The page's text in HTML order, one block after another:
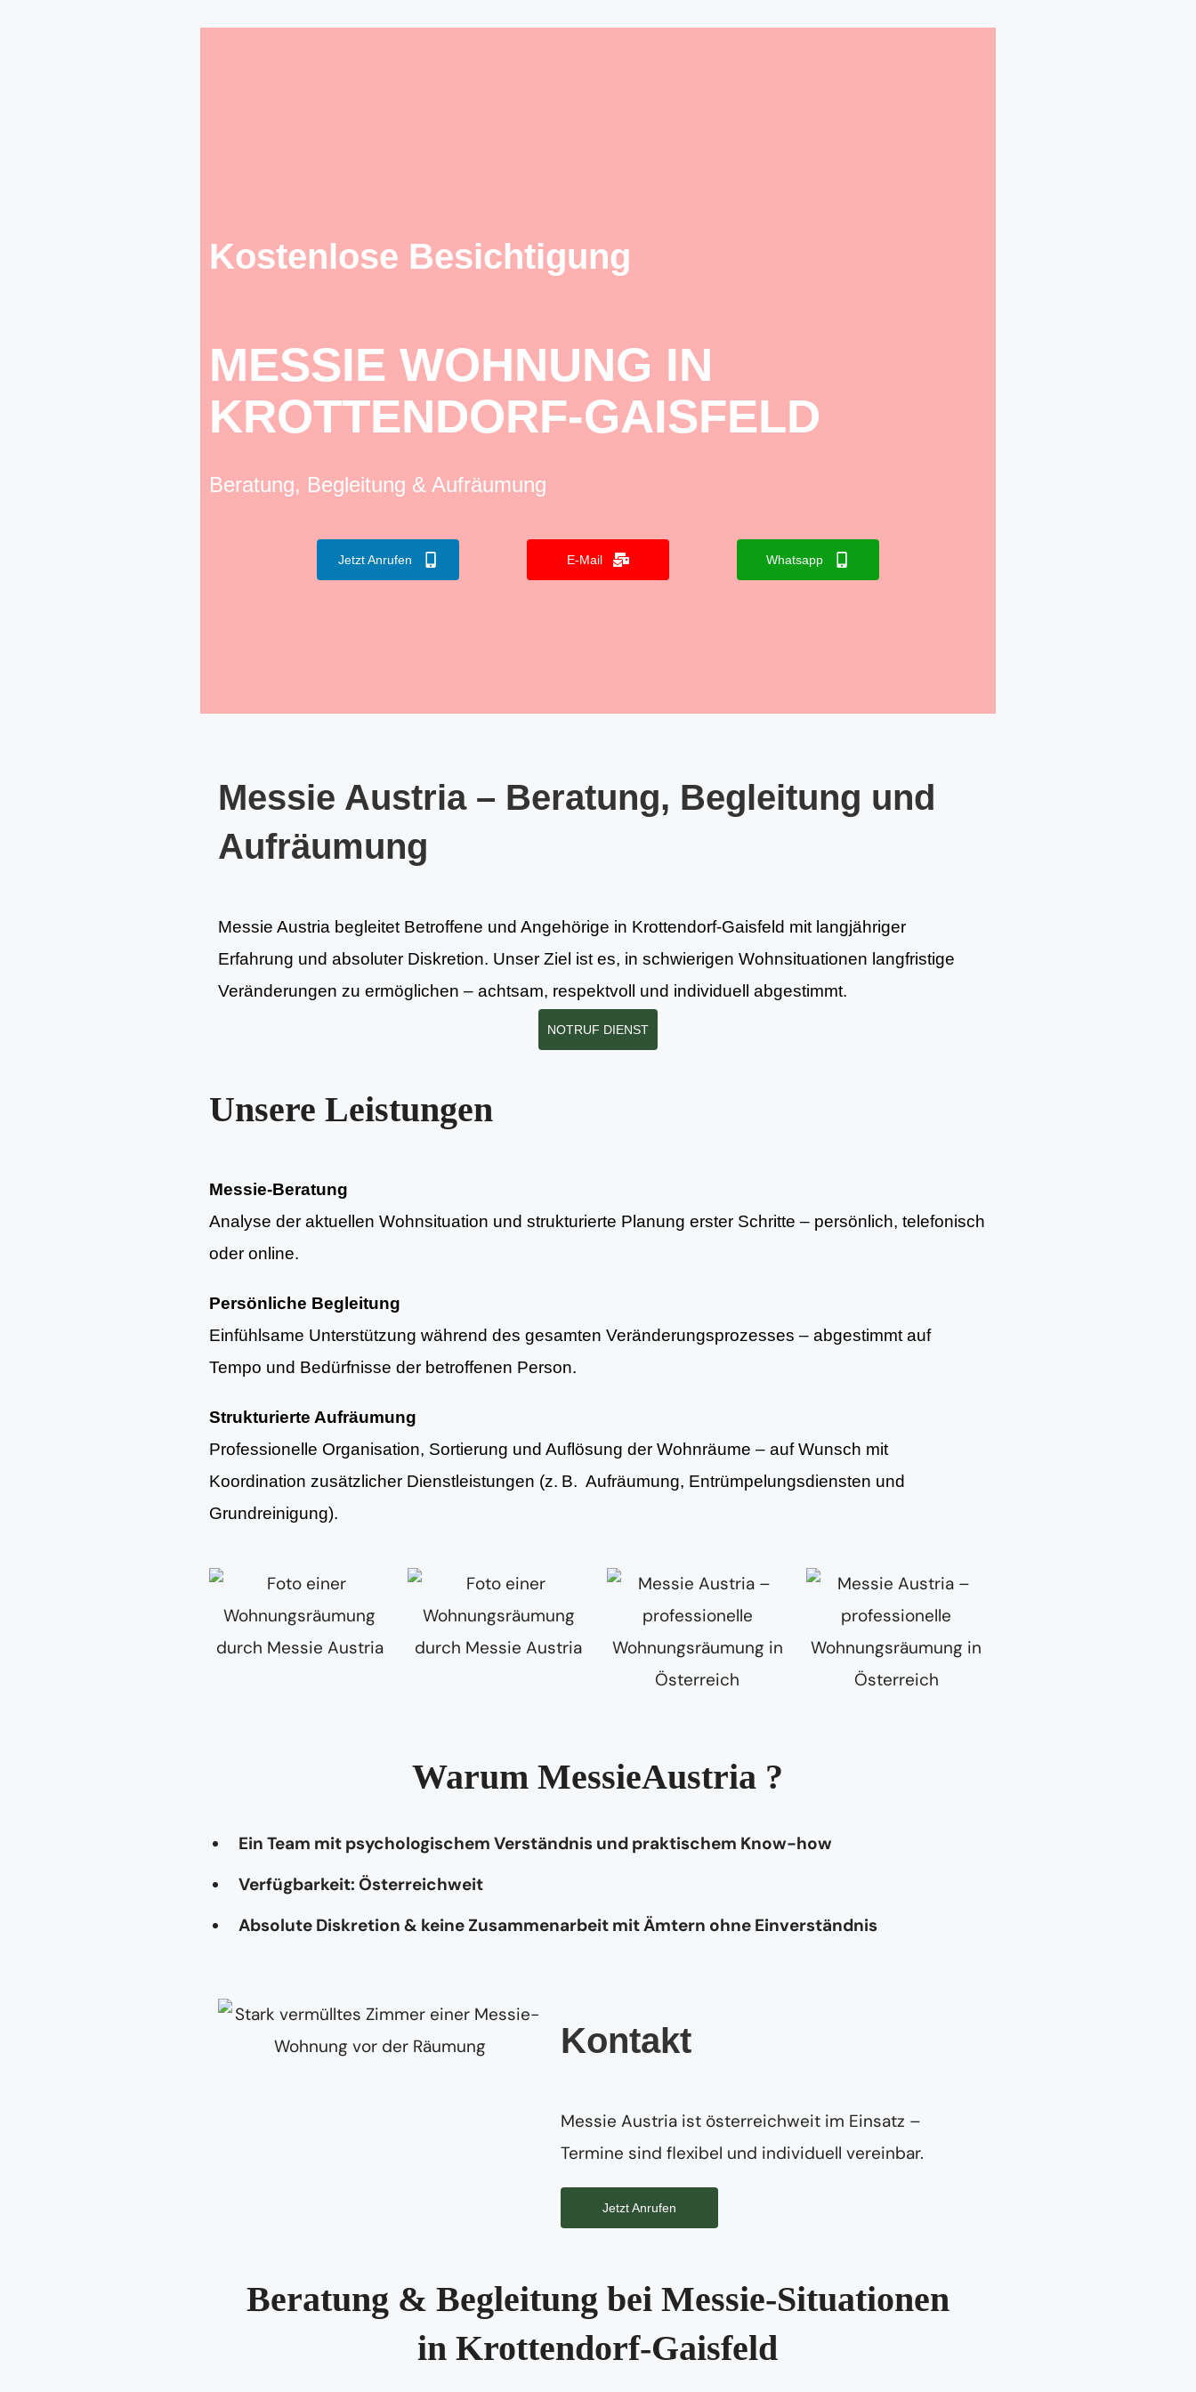
Kostenlose Besichtigung
MESSIE WOHNUNG IN
KROTTENDORF-GAISFELD
Beratung, Begleitung & Aufräumung
Jetzt Anrufen E-Mail Whatsapp
Messie Austria – Beratung, Begleitung und
Aufräumung
Messie Austria begleitet Betroffene und Angehörige in Krottendorf-Gaisfeld mit langjähriger
Erfahrung und absoluter Diskretion. Unser Ziel ist es, in schwierigen Wohnsituationen langfristige
Veränderungen zu ermöglichen – achtsam, respektvoll und individuell abgestimmt.
NOTRUF DIENST
Unsere Leistungen
Messie-Beratung
Analyse der aktuellen Wohnsituation und strukturierte Planung erster Schritte – persönlich, telefonisch
oder online.
Persönliche Begleitung
Einfühlsame Unterstützung während des gesamten Veränderungsprozesses – abgestimmt auf
Tempo und Bedürfnisse der betroffenen Person.
Strukturierte Aufräumung
Professionelle Organisation, Sortierung und Auflösung der Wohnräume – auf Wunsch mit
Koordination zusätzlicher Dienstleistungen (z. B. Aufräumung, Entrümpelungsdiensten und
Grundreinigung).
Warum MessieAustria ?
Ein Team mit psychologischem Verständnis und praktischem Know-how
Verfügbarkeit: Österreichweit
Absolute Diskretion & keine Zusammenarbeit mit Ämtern ohne Einverständnis
Kontakt
Messie Austria ist österreichweit im Einsatz –
Termine sind flexibel und individuell vereinbar.
Jetzt Anrufen
Beratung & Begleitung bei Messie-Situationen
in Krottendorf-Gaisfeld